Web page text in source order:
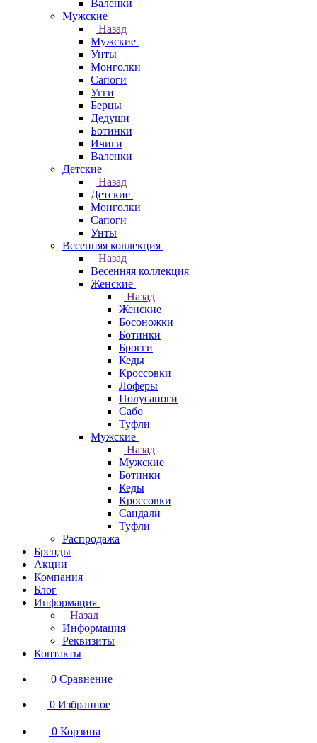
Валенки
Мужские
Назад
Мужские
Унты
Монголки
Сапоги
Угги
Берцы
Дедуши
Ботинки
Ичиги
Валенки
Детские
Назад
Детские
Монголки
Сапоги
Унты
Весенняя коллекция
Назад
Весенняя коллекция
Женские
Назад
Женские
Босоножки
Ботинки
Брогги
Кеды
Кроссовки
Лоферы
Полусапоги
Сабо
Туфли
Мужские
Назад
Мужские
Ботинки
Кеды
Кроссовки
Сандали
Туфли
Распродажа
Бренды
Акции
Компания
Блог
Информация
Назад
Информация
Реквизиты
Контакты
0 Сравнение
0 Избранное
0 Корзина